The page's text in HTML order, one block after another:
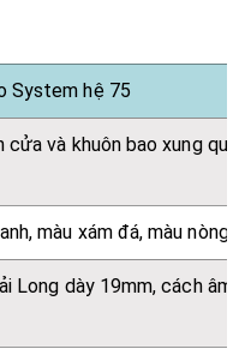
System hệ 75
cửa và khuôn bao xung
màu xám đá, màu nòng
Long dày 19mm, cách